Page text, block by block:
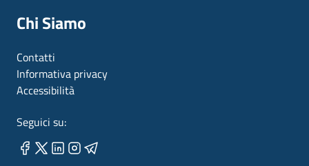
Chi Siamo
Contatti
Informativa privacy
Accessibilità
Seguici su: